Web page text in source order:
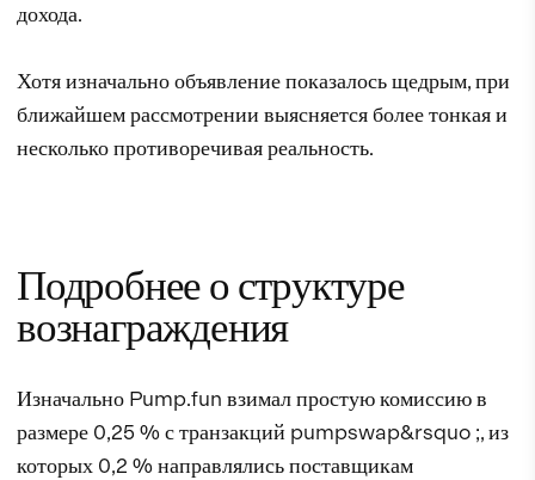
дохода.
Хотя изначально объявление показалось щедрым, при
ближайшем рассмотрении выясняется более тонкая и
несколько противоречивая реальность.
Подробнее о структуре
вознаграждения
Изначально Pump.fun взимал простую комиссию в
размере 0,25 % с транзакций pumpswap&rsquo ;, из
которых 0,2 % направлялись поставщикам